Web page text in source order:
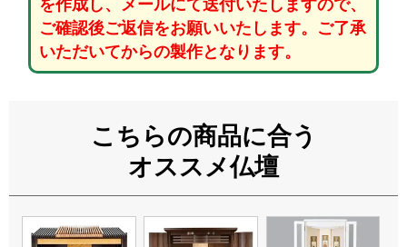
を作成し、メールにて送付いたしますので、
ご確認後ご返信をお願いいたします。ご了承
いただいてからの製作となります。
こちらの商品に合う
オススメ仏壇